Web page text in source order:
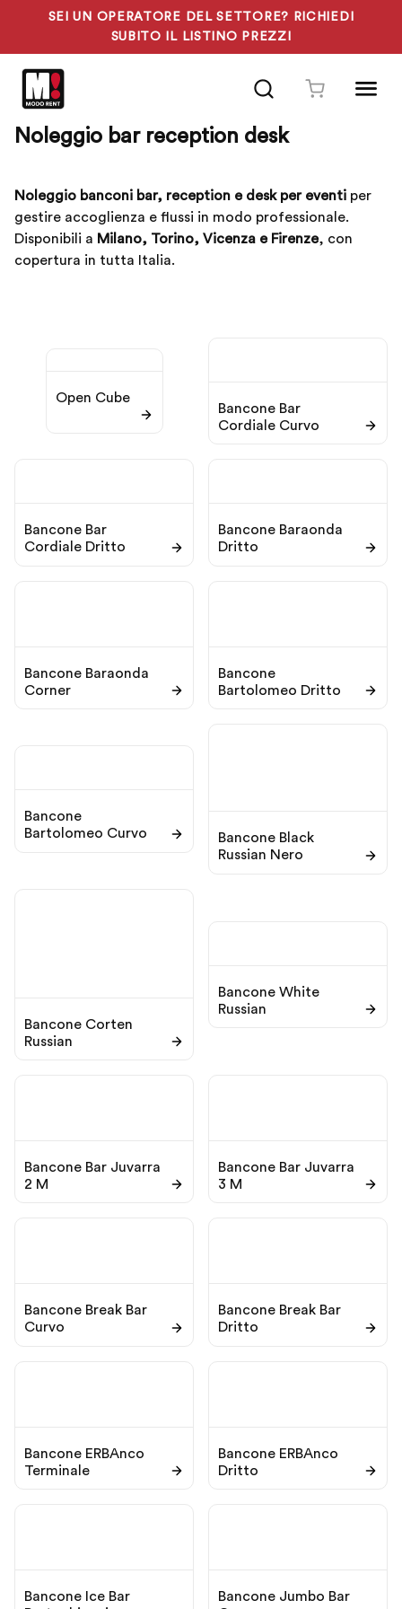
SEI UN OPERATORE DEL SETTORE? RICHIEDI
SUBITO IL LISTINO PREZZI
contenuto
bar reception desk
Noleggio banconi bar, reception e desk per eventi per
gestire accoglienza e flussi in modo professionale.
Disponibili a Milano, Torino, Vicenza e Firenze, con
copertura in tutta Italia.
Open Cube
Bancone Bar
Cordiale Curvo
Bancone Bar
Cordiale Dritto
Bancone Baraonda
Dritto
Bancone Baraonda
Corner
Bancone
Bartolomeo Dritto
Bancone
Bartolomeo Curvo
Bancone Black
Russian Nero
Bancone Corten
Russian
Bancone White
Russian
Bancone Bar Juvarra
2 M
Bancone Bar Juvarra
3 M
Bancone Break Bar
Curvo
Bancone Break Bar
Dritto
Bancone ERBAnco
Terminale
Bancone ERBAnco
Dritto
Bancone Ice Bar
Bancone Jumbo Bar